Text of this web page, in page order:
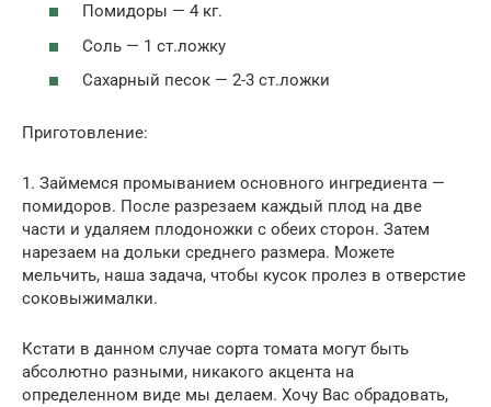
Помидоры — 4 кг.
Соль — 1 ст.ложку
Сахарный песок — 2-3 ст.ложки
Приготовление:
1. Займемся промыванием основного ингредиента —
помидоров. После разрезаем каждый плод на две
части и удаляем плодоножки с обеих сторон. Затем
нарезаем на дольки среднего размера. Можете
мельчить, наша задача, чтобы кусок пролез в отверстие
соковыжималки.
Кстати в данном случае сорта томата могут быть
абсолютно разными, никакого акцента на
определенном виде мы делаем. Хочу Вас обрадовать,